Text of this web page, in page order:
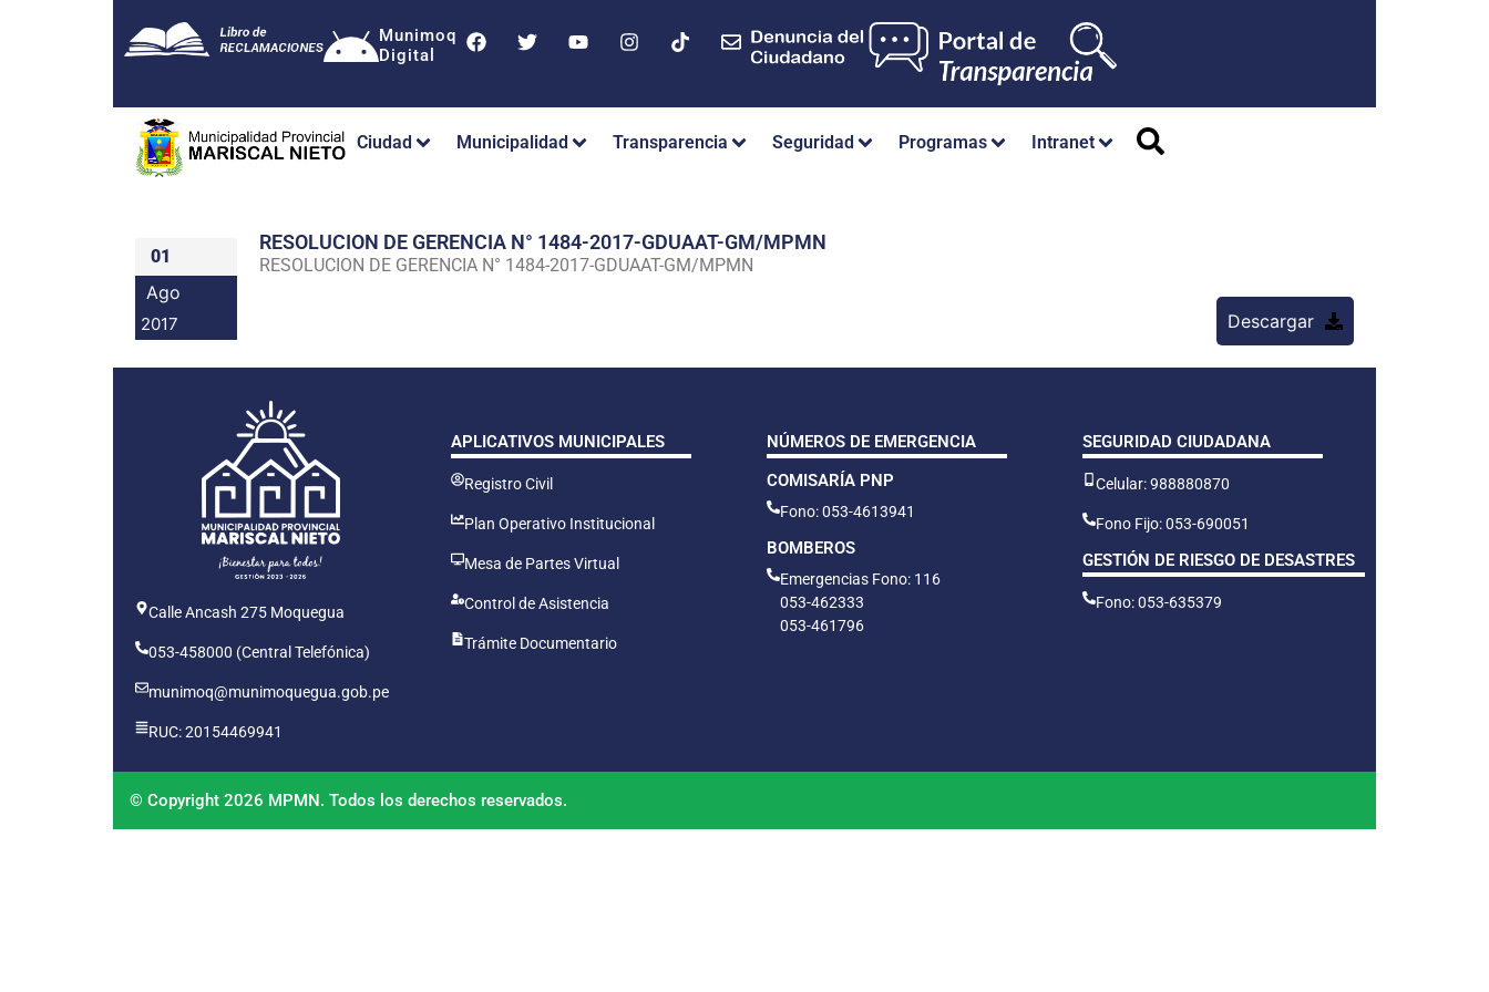
Munimoq
Digital
Ciudad Municipalidad Transparencia Seguridad Programas Intranet
01
Ago
2017
RESOLUCION DE GERENCIA N° 1484-2017-GDUAAT-GM/MPMN
RESOLUCION DE GERENCIA N° 1484-2017-GDUAAT-GM/MPMN
Descargar
Calle Ancash 275 Moquegua
053-458000 (Central Telefónica)
munimoq@munimoquegua.gob.pe
RUC: 20154469941
APLICATIVOS MUNICIPALES
Registro Civil
Plan Operativo Institucional
Mesa de Partes Virtual
Control de Asistencia
Trámite Documentario
NÚMEROS DE EMERGENCIA
COMISARÍA PNP
Fono: 053-4613941
BOMBEROS
Emergencias Fono: 116
053-462333
053-461796
SEGURIDAD CIUDADANA
Celular: 988880870
Fono Fijo: 053-690051
GESTIÓN DE RIESGO DE DESASTRES
Fono: 053-635379
© Copyright 2026 MPMN. Todos los derechos reservados.